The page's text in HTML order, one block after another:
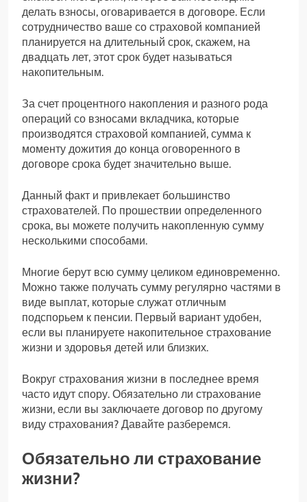
делать взносы, оговаривается в договоре. Если
сотрудничество ваше со страховой компанией
планируется на длительный срок, скажем, на
двадцать лет, этот срок будет называться
накопительным.
За счет процентного накопления и разного рода
операций со взносами вкладчика, которые
производятся страховой компанией, сумма к
моменту дожития до конца оговоренного в
договоре срока будет значительно выше.
Данный факт и привлекает большинство
страхователей. По прошествии определенного
срока, вы можете получить накопленную сумму
несколькими способами.
Многие берут всю сумму целиком единовременно.
Можно также получать сумму регулярно частями в
виде выплат, которые служат отличным
подспорьем к пенсии. Первый вариант удобен,
если вы планируете накопительное страхование
жизни и здоровья детей или близких.
Вокруг страхования жизни в последнее время
часто идут спору. Обязательно ли страхование
жизни, если вы заключаете договор по другому
виду страхования? Давайте разберемся.
Обязательно ли страхование
жизни?